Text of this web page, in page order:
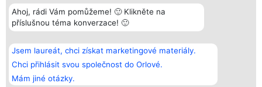
Ahoj, rádi Vám pomůžeme! 🙂 Klikněte na
příslušnou téma konverzace! 🙂
Jsem laureát, chci získat marketingové materiály.
Chci přihlásit svou společnost do Orlové.
Mám jiné otázky.
Bright Side Solutions sp. z o.
o. sp. k.
ul. Ruska 22
Wrocław 50-079
KRS 0000749100 | Regon
Vítězové
Seznam všech
laureátů
Zásady
Kontakt